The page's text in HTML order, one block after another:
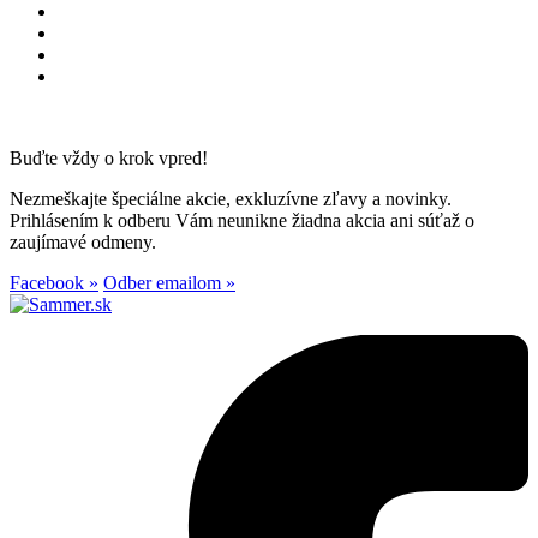
Buďte vždy o krok vpred!
Nezmeškajte špeciálne akcie, exkluzívne zľavy a novinky.
Prihlásením k odberu Vám neunikne žiadna akcia ani súťaž o
zaujímavé odmeny.
Facebook » Odber emailom »